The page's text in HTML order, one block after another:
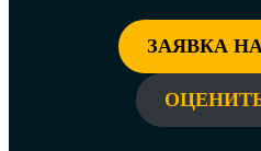
ЗАЯВКА